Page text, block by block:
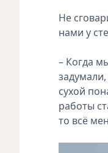
Не
нами у
– Когда
сухой
работы
то всё